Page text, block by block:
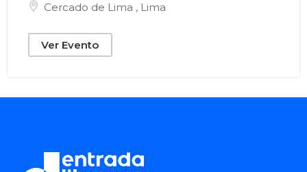
Cercado de Lima , Lima
Ver Evento